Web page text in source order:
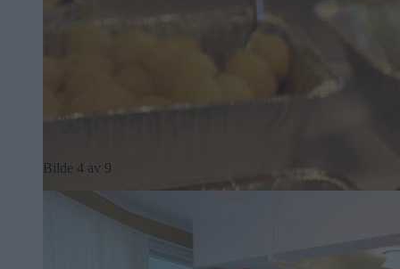
Bilde 4 av 9